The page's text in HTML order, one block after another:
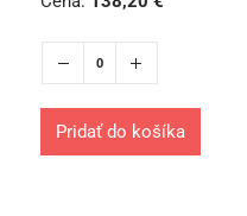
Pridať do košíka